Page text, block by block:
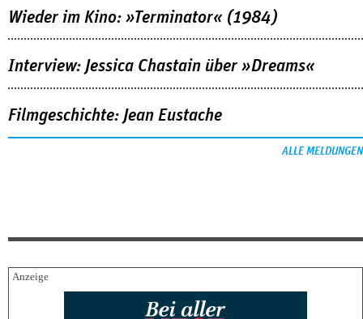
Wieder im Kino: »Terminator« (1984)
Interview: Jessica Chastain über »Dreams«
Filmgeschichte: Jean Eustache
ALLE MELDUNGEN